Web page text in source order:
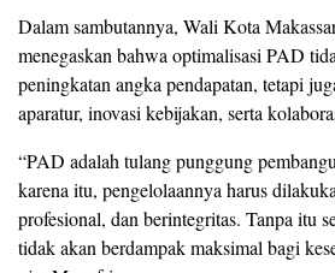
Dalam sambutannya, Wali Kota
menegaskan bahwa optimalisasi PAD
peningkatan angka pendapatan, tetapi
aparatur, inovasi kebijakan, serta
“PAD adalah tulang punggung
karena itu, pengelolaannya harus
profesional, dan berintegritas. Tanpa itu
tidak akan berdampak maksimal bagi